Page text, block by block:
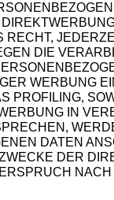
RECHT,
DIE
WERBUNG
PROFILING,
IN
DATEN
DER
NACH